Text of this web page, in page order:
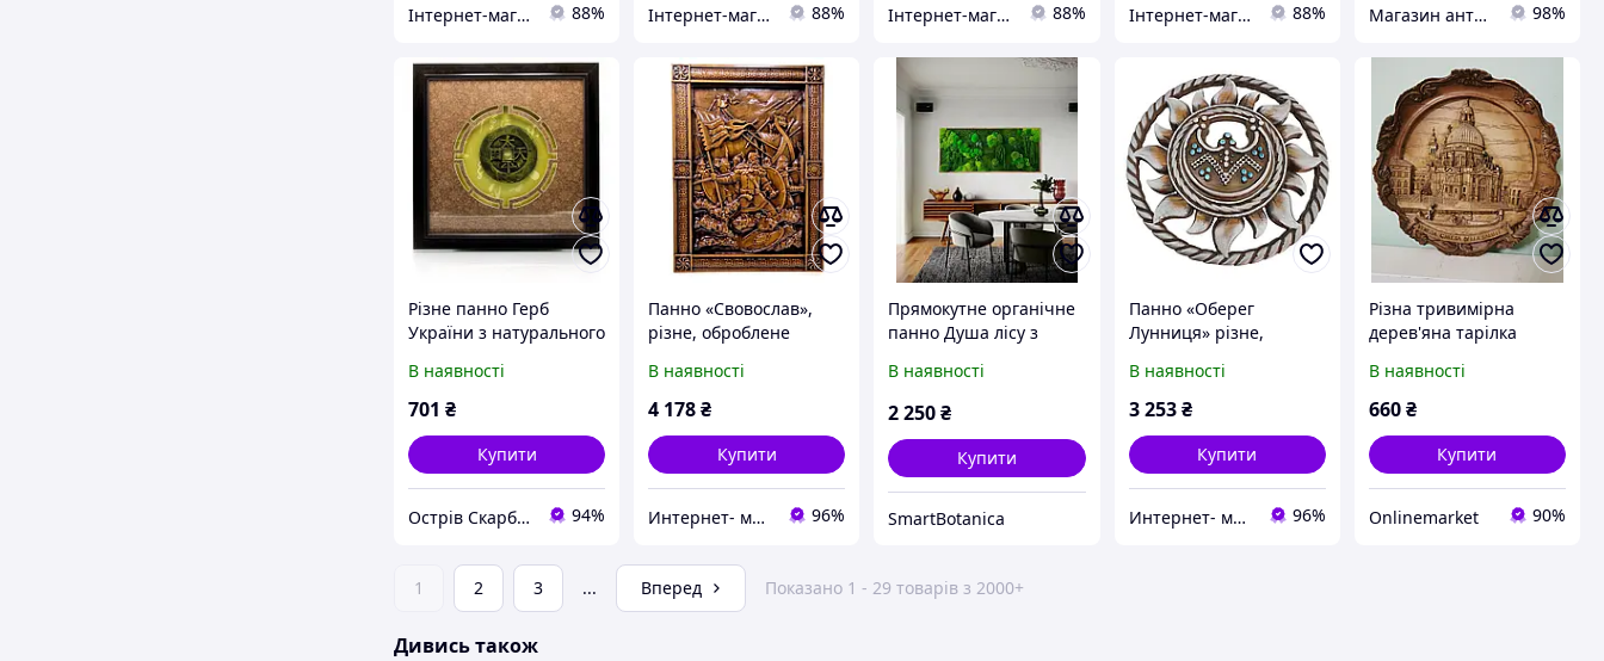
Інтернет-магазин "Love Home" 88% Інтернет-магазин "Love Home" 88% Інтернет-магазин "Love Home" 88% Інтернет-магазин "Love Home" 88% Магазин антикваріату 98%
Різне панно Герб
України з натурального
В наявності
701 ₴
Купити
Острів Скарбів магазин подарунків, сувенірів та прикрас 94%
Панно «Свовослав»,
різне, оброблене
(28.5x27.5x2.4 см) масив
дерева
В наявності
4 178₴
Купити
Интернет- магазин "Праздник-shop" 96%
Прямокутне органічне
панно Душа лісу з
рослинами
В наявності
2 250₴
Купити
SmartBotanica
Панно «Оберег
Лунниця» різне,
масивдерлова, покрите
патиною, емалями та
В наявності
3 253 ₴
Купити
Интернет- магазин "Праздник-shop" 96%
Різна тривимірна
дерев'яна тарілка
В наявності
660₴
Купити
Onlinemarket 90%
1 2 3 ... Вперед Показано 1 - 29 товарів з 2000+
Дивись також